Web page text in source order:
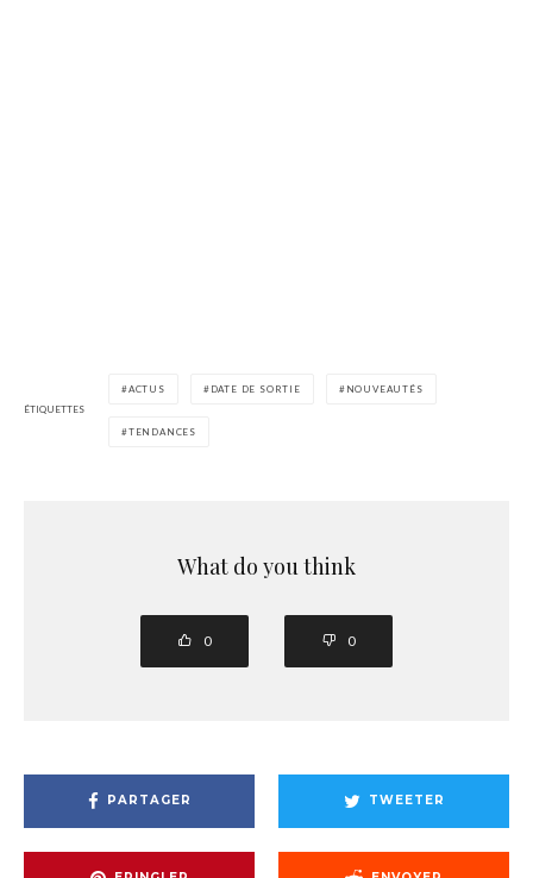
ÉTIQUETTES
ACTUS DATE DE SORTIE NOUVEAUTÉS
TENDANCES
What do you think
0 0
PARTAGER TWEETER